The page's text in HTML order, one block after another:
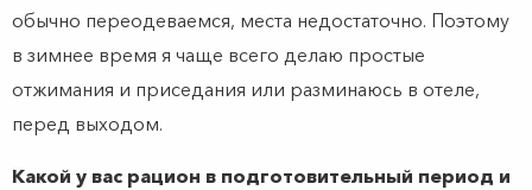
обычно переодеваемся, места недостаточно. Поэтому
в зимнее время я чаще всего делаю простые
отжимания и приседания или разминаюсь в отеле,
перед выходом.
Какой у вас рацион в подготовительный период и